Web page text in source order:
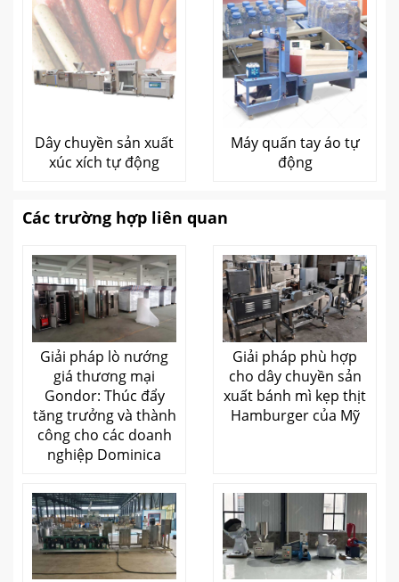
Dây chuyền sản xuất
xúc xích tự động
Máy quấn tay áo tự
động
Các trường hợp liên quan
Giải pháp lò nướng
giá thương mại
Gondor: Thúc đẩy
tăng trưởng và thành
công cho các doanh
nghiệp Dominica
Giải pháp phù hợp
cho dây chuyền sản
xuất bánh mì kẹp thịt
Hamburger của Mỹ